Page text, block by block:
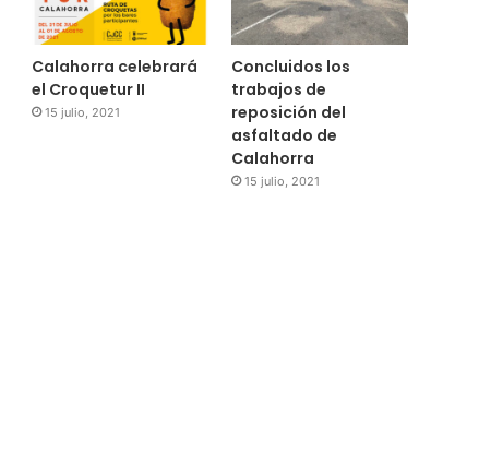
Calahorra celebrará
el Croquetur II
15 julio, 2021
Concluidos los
trabajos de
reposición del
asfaltado de
Calahorra
15 julio, 2021